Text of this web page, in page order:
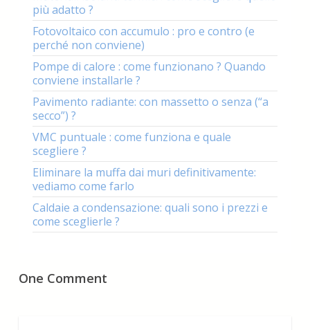
più adatto ?
Fotovoltaico con accumulo : pro e contro (e
perché non conviene)
Pompe di calore : come funzionano ? Quando
conviene installarle ?
Pavimento radiante: con massetto o senza (“a
secco”) ?
VMC puntuale : come funziona e quale
scegliere ?
Eliminare la muffa dai muri definitivamente:
vediamo come farlo
Caldaie a condensazione: quali sono i prezzi e
come sceglierle ?
One Comment